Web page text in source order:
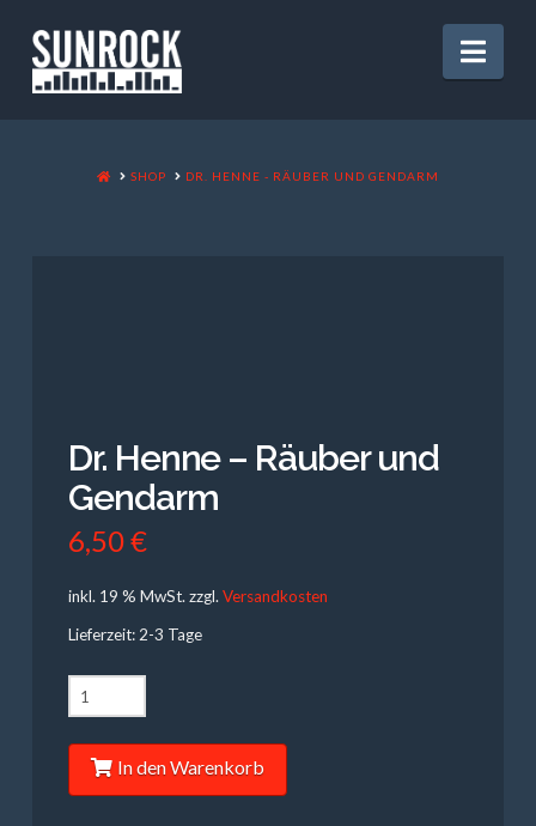
HOME
SHOP DR. HENNE - RÄUBER UND GENDARM
Dr. Henne – Räuber und
Gendarm
6,50€
inkl. 19 % MwSt.zzgl.Versandkosten
Lieferzeit: 2-3 Tage
Dr.
Henne
In den Warenkorb